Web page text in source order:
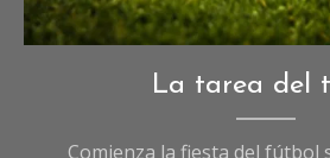
Opinión
La tarea del
Comienza la fiesta del fútbol